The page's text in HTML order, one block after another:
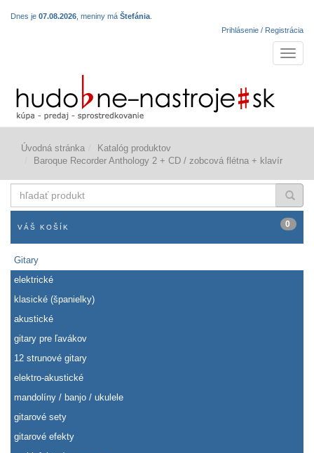
Dnes je 07.08.2026 , meniny má Štefánia
Prihlásenie / Registrácia
Úvodná stránka
Katalóg produktov
Baroque Recorder Anthology 2 + CD / zobcová flétna + klavír
produkt
VÁŠ KOŠÍK 0
Gitary
elektrické
klasické (španielky)
akustické
gitary pre ľavákov
12 strunové gitary
elektro-akustické
mandolíny / banjo / ukulele
gitarové sety
gitarové efekty